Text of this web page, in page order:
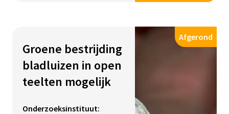
Groene bestrijding
bladluizen in open
teelten mogelijk
Onderzoeksinstituut:
Afgerond